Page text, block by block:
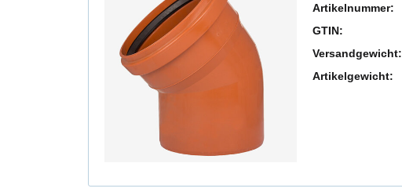
Artikelnummer:
GTIN:
Versandgewicht:
Artikelgewicht: